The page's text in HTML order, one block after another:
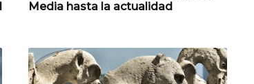
Media hasta la actualidad